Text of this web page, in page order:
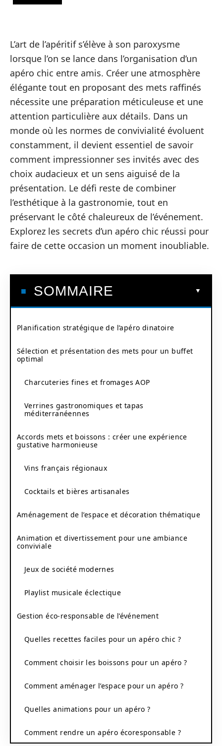
L’art de l’apéritif s’élève à son paroxysme
lorsque l’on se lance dans l’organisation d’un
apéro chic entre amis. Créer une atmosphère
élégante tout en proposant des mets raffinés
nécessite une préparation méticuleuse et une
attention particulière aux détails. Dans un
monde où les normes de convivialité évoluent
constamment, il devient essentiel de savoir
comment impressionner ses invités avec des
choix audacieux et un sens aiguisé de la
présentation. Le défi reste de combiner
l’esthétique à la gastronomie, tout en
préservant le côté chaleureux de l’événement.
Explorez les secrets d’un apéro chic réussi pour
faire de cette occasion un moment inoubliable.
SOMMAIRE
Planification stratégique de l’apéro dinatoire
Sélection et présentation des mets pour un buffet
optimal
Charcuteries fines et fromages AOP
Verrines gastronomiques et tapas
méditerranéennes
Accords mets et boissons : créer une expérience
gustative harmonieuse
Vins français régionaux
Cocktails et bières artisanales
Aménagement de l’espace et décoration thématique
Animation et divertissement pour une ambiance
conviviale
Jeux de société modernes
Playlist musicale éclectique
Gestion éco-responsable de l’événement
Quelles recettes faciles pour un apéro chic ?
Comment choisir les boissons pour un apéro ?
Comment aménager l’espace pour un apéro ?
Quelles animations pour un apéro ?
Comment rendre un apéro écoresponsable ?